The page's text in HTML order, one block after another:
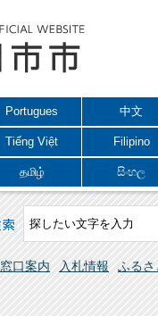
Portugues 中文
Tiếng Việt Filipino
தமிழ் සිංහල
窓口案内 入札情報
ふる